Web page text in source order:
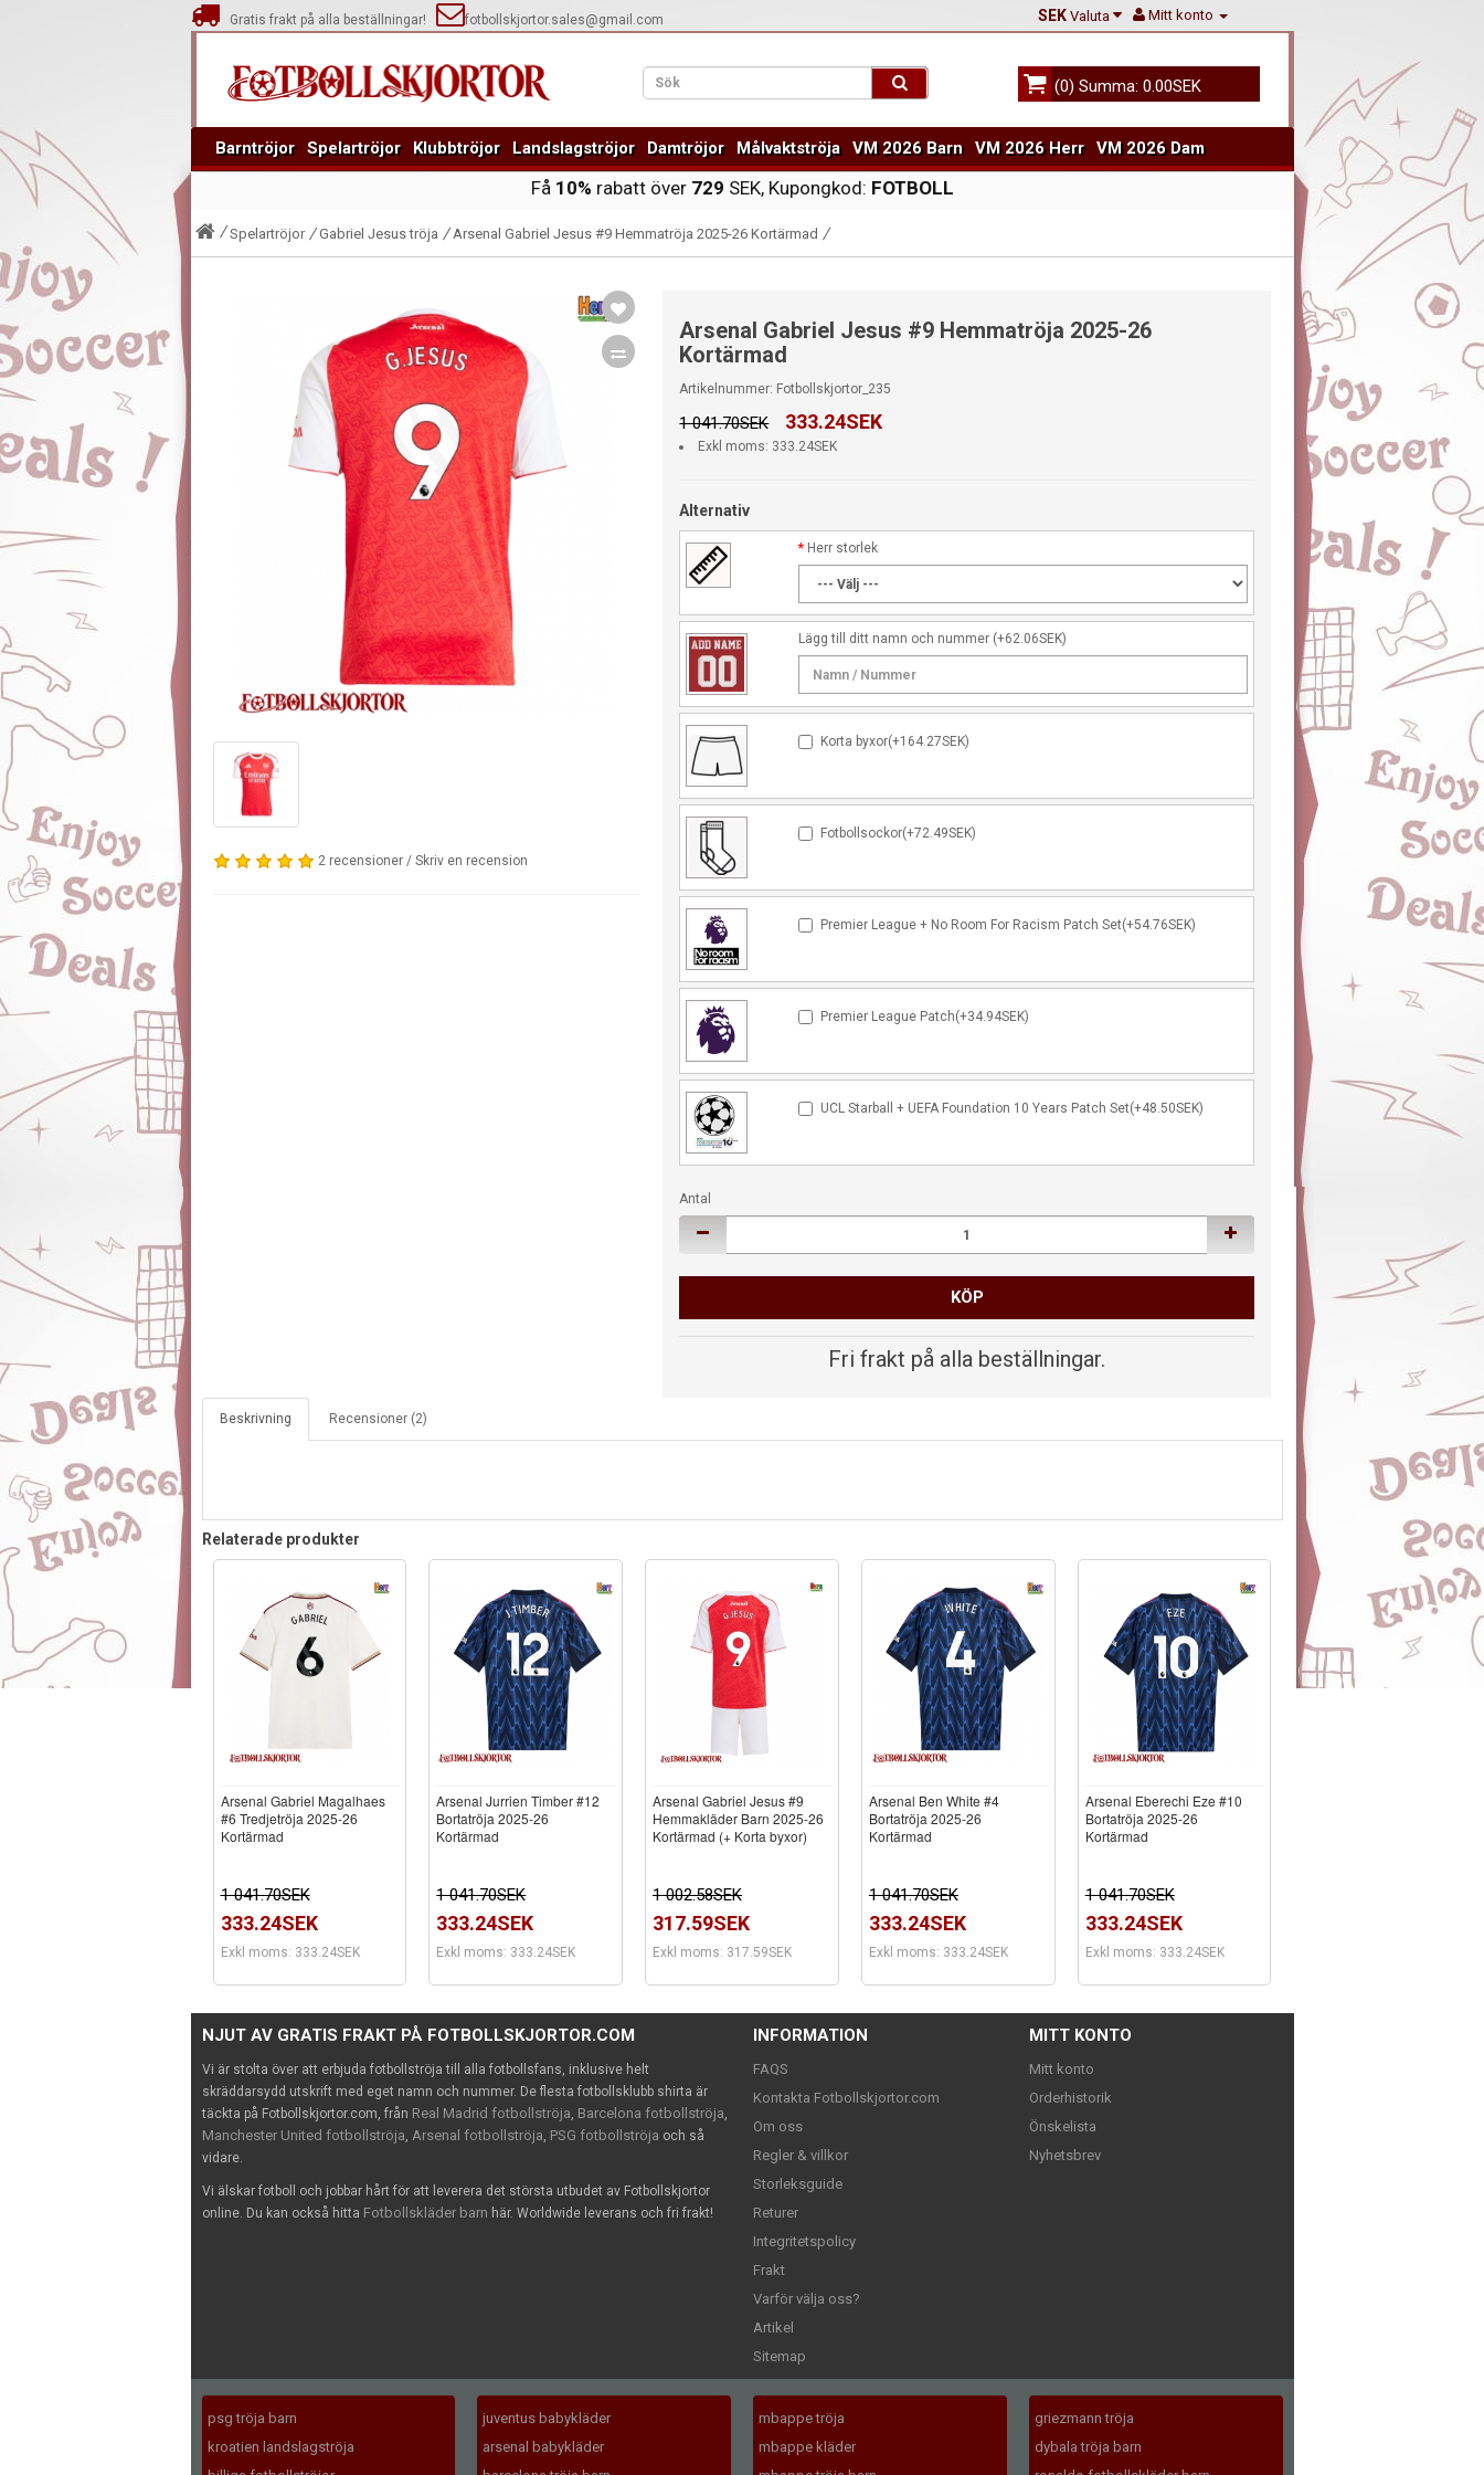
Gratis frakt på alla beställningar! fotbollskjortor.sales@gmail.com Mitt konto
SEK Valuta
(0) Summa: 0.00SEK
Barntröjor Spelartröjor Klubbtröjor Landslagströjor Damtröjor Målvaktströja VM 2026 Barn VM 2026 Herr VM 2026 Dam
Få 10% rabatt över 729 SEK, Kupongkod: FOTBOLL
Spelartröjor Gabriel Jesus tröja Arsenal Gabriel Jesus #9 Hemmatröja 2025-26 Kortärmad
2 recensioner/ Skriv en recension
Arsenal Gabriel Jesus #9 Hemmatröja 2025-26
Kortärmad
Artikelnummer: Fotbollskjortor_235
1 041.70SEK 333.24SEK
Exkl moms: 333.24SEK
Alternativ
Herr storlek
Lägg till ditt namn och nummer (+62.06SEK)
Korta byxor(+164.27SEK)
Fotbollsockor(+72.49SEK)
Premier League + No Room For Racism Patch Set(+54.76SEK)
Premier League Patch(+34.94SEK)
UCL Starball + UEFA Foundation 10 Years Patch Set(+48.50SEK)
Antal
KÖP
Fri frakt på alla beställningar.
Beskrivning Recensioner (2)
Relaterade produkter
Arsenal Gabriel Magalhaes
#6 Tredjetröja 2025-26
Kortärmad
1 041.70SEK
333.24SEK
Exkl moms: 333.24SEK
Arsenal Jurrien Timber #12
Bortatröja 2025-26
Kortärmad
1 041.70SEK
333.24SEK
Exkl moms: 333.24SEK
Arsenal Gabriel Jesus #9
Hemmakläder Barn 2025-26
Kortärmad (+ Korta byxor)
1 002.58SEK
317.59SEK
Exkl moms: 317.59SEK
Arsenal Ben White #4
Bortatröja 2025-26
Kortärmad
1 041.70SEK
333.24SEK
Exkl moms: 333.24SEK
Arsenal Eberechi Eze #10
Bortatröja 2025-26
Kortärmad
1 041.70SEK
333.24SEK
Exkl moms: 333.24SEK
NJUT AV GRATIS FRAKT PÅ FOTBOLLSKJORTOR.COM
Vi är stolta över att erbjuda fotbollströja till alla fotbollsfans, inklusive helt
skräddarsydd utskrift med eget namn och nummer. De flesta fotbollsklubb shirta är
täckta på Fotbollskjortor.com, från Real Madrid fotbollströja Barcelona fotbollströja
Manchester United fotbollströja Arsenal fotbollströja PSG fotbollströja och så
vidare.
Vi älskar fotboll och jobbar hårt för att leverera det största utbudet av Fotbollskjortor
online. Du kan också hitta Fotbollskläder barn här. Worldwide leverans och fri frakt!
INFORMATION
FAQS
Kontakta Fotbollskjortor.com
Om oss
Regler & villkor
Storleksguide
Returer
Integritetspolicy
Frakt
Varför välja oss?
Artikel
Sitemap
MITT KONTO
Mitt konto
Orderhistorik
Önskelista
Nyhetsbrev
psg tröja barn
kroatien landslagströja
juventus babykläder
arsenal babykläder
mbappe tröja
mbappe kläder
griezmann tröja
dybala tröja barn